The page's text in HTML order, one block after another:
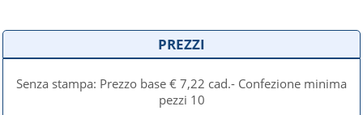
PREZZI
Senza stampa: Prezzo base € 7,22 cad.- Confezione minima
pezzi 10